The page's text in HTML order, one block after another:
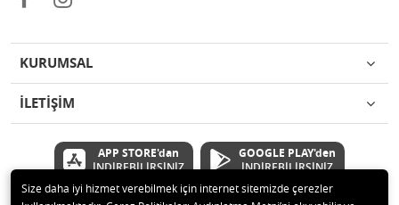
KURUMSAL
İLETİŞİM
APP STORE'dan
İNDİREBİLİRSİNİZ
GOOGLE PLAY'den
İNDİREBİLİRSİNİZ
Size daha iyi hizmet verebilmek için internet sitemizde çerezler